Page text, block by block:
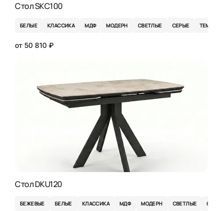
Стол SKC100
БЕЛЫЕ КЛАССИКА МДФ МОДЕРН СВЕТЛЫЕ СЕРЫЕ ТЕМНЫЕ
от 50 810 ₽
Стол DKU120
БЕЖЕВЫЕ БЕЛЫЕ КЛАССИКА МДФ МОДЕРН СВЕТЛЫЕ